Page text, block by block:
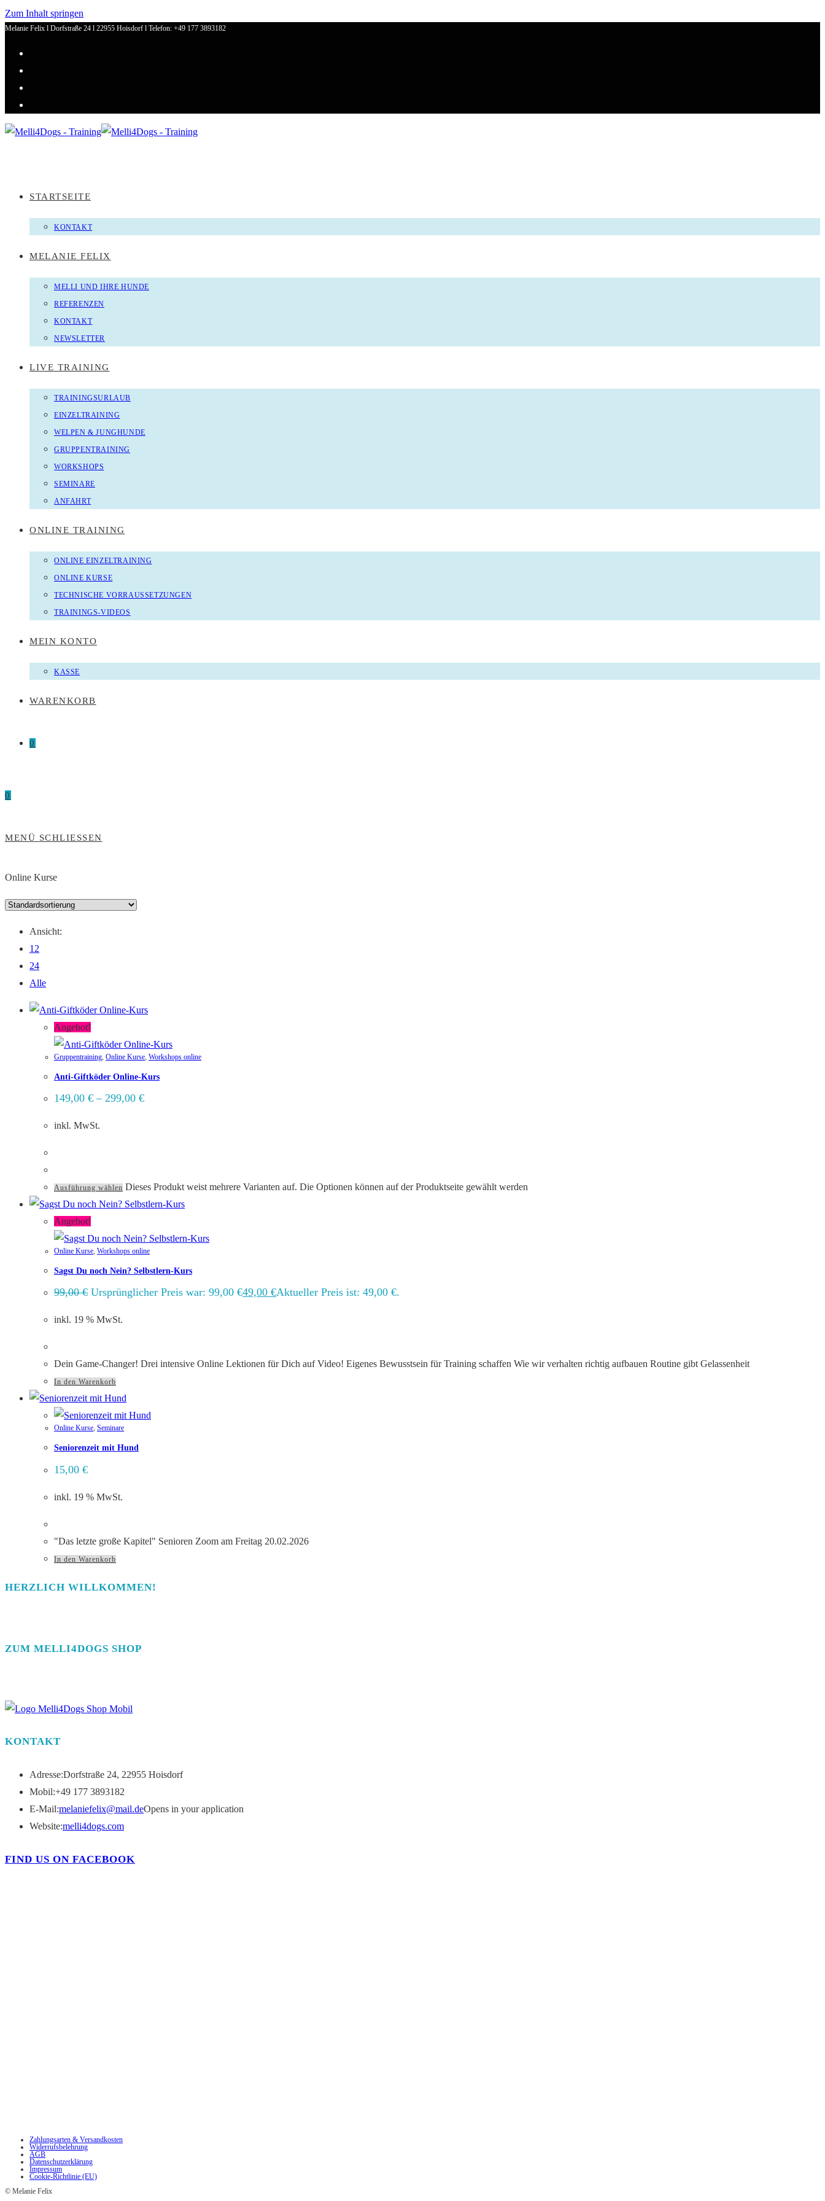
Zum Inhalt springen
Melanie Felix l Dorfstraße 24 l 22955 Hoisdorf l Telefon: +49 177 3893182
STARTSEITE
KONTAKT
MELANIE FELIX
MELLI UND IHRE HUNDE
REFERENZEN
KONTAKT
NEWSLETTER
LIVE TRAINING
TRAININGSURLAUB
EINZELTRAINING
WELPEN & JUNGHUNDE
GRUPPENTRAINING
WORKSHOPS
SEMINARE
ANFAHRT
ONLINE TRAINING
ONLINE EINZELTRAINING
ONLINE KURSE
TECHNISCHE VORRAUSSETZUNGEN
TRAININGS-VIDEOS
MEIN KONTO
KASSE
WARENKORB
0
0
MENÜ SCHLIESSEN
Online Kurse
Ansicht:
12
24
Alle
Angebot!
Gruppentraining, Online Kurse, Workshops online
Anti-Giftköder Online-Kurs
149,00 € – 299,00 €
inkl. MwSt.
Ausführung wählen Dieses Produkt weist mehrere Varianten auf. Die Optionen können auf der Produktseite gewählt werden
Angebot!
Online Kurse, Workshops online
Sagst Du noch Nein? Selbstlern-Kurs
99,00€ Ursprünglicher Preis war: 99,00 €49,00 €Aktueller Preis ist: 49,00 €.
inkl. 19 % MwSt.
Dein Game-Changer! Drei intensive Online Lektionen für Dich auf Video! Eigenes Bewusstsein für Training schaffen Wie wir verhalten richtig aufbauen Routine gibt Gelassenheit
In den Warenkorb
Online Kurse, Seminare
Seniorenzeit mit Hund
15,00 €
inkl. 19 % MwSt.
"Das letzte große Kapitel" Senioren Zoom am Freitag 20.02.2026
In den Warenkorb
HERZLICH WILLKOMMEN!
ZUM MELLI4DOGS SHOP
KONTAKT
Adresse:Dorfstraße 24, 22955 Hoisdorf
Mobil:+49 177 3893182
E-Mail:melaniefelix@mail.deOpens in your application
Website:melli4dogs.com
FIND US ON FACEBOOK
Zahlungsarten & Versandkosten
Widerrufsbelehrung
AGB
Datenschutzerklärung
Impressum
Cookie-Richtlinie (EU)
© Melanie Felix